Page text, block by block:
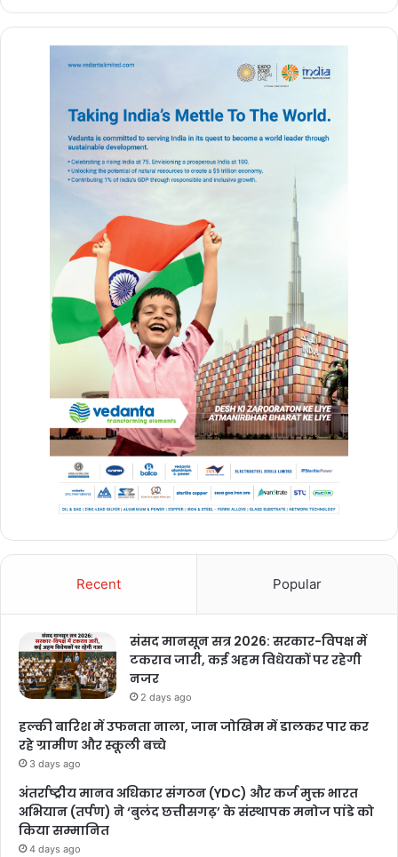
Recent Popular
संसद मानसून सत्र 2026: सरकार-विपक्ष में
टकराव जारी, कई अहम विधेयकों पर रहेगी
नजर
2 days ago
हल्की बारिश में उफनता नाला, जान जोखिम में डालकर पार कर
रहे ग्रामीण और स्कूली बच्चे
3 days ago
अंतर्राष्ट्रीय मानव अधिकार संगठन (YDC) और कर्ज मुक्त भारत
अभियान (तर्पण) ने ‘बुलंद छत्तीसगढ़’ के संस्थापक मनोज पांडे को
किया सम्मानित
4 days ago